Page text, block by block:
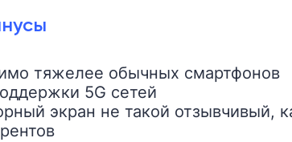
тяжелее обычных смартфонов
5G сетей
экран не такой отзывчивый,